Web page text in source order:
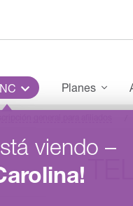
Menu
NC
viendo –
!
Planes